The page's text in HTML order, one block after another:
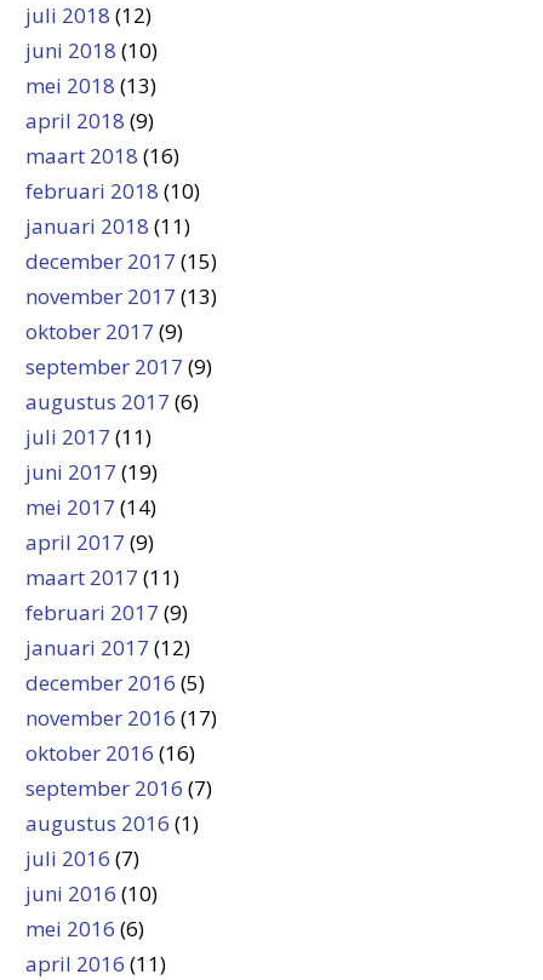
juli 2018 (12)
juni 2018 (10)
mei 2018 (13)
april 2018 (9)
maart 2018 (16)
februari 2018 (10)
januari 2018 (11)
december 2017 (15)
november 2017 (13)
oktober 2017 (9)
september 2017 (9)
augustus 2017 (6)
juli 2017 (11)
juni 2017 (19)
mei 2017 (14)
april 2017 (9)
maart 2017 (11)
februari 2017 (9)
januari 2017 (12)
december 2016 (5)
november 2016 (17)
oktober 2016 (16)
september 2016 (7)
augustus 2016 (1)
juli 2016 (7)
juni 2016 (10)
mei 2016 (6)
april 2016 (11)